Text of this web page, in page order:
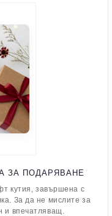
ЗА ПОДАРЯВАНЕ
кутия, завършена с
За да не мислите за
впечатляващ.